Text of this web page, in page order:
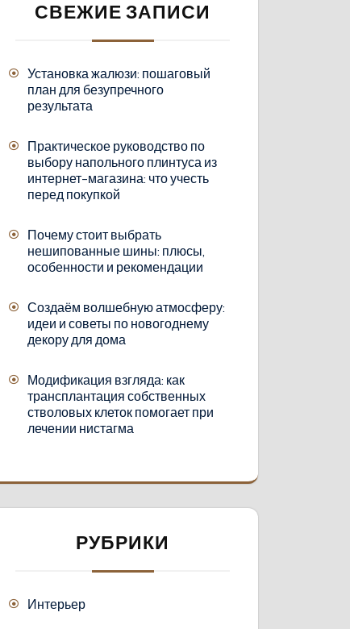
СВЕЖИЕ ЗАПИСИ
Установка жалюзи: пошаговый
план для безупречного
результата
Практическое руководство по
выбору напольного плинтуса из
интернет-магазина: что учесть
перед покупкой
Почему стоит выбрать
нешипованные шины: плюсы,
особенности и рекомендации
Создаём волшебную атмосферу:
идеи и советы по новогоднему
декору для дома
Модификация взгляда: как
трансплантация собственных
стволовых клеток помогает при
лечении нистагма
РУБРИКИ
Интерьер